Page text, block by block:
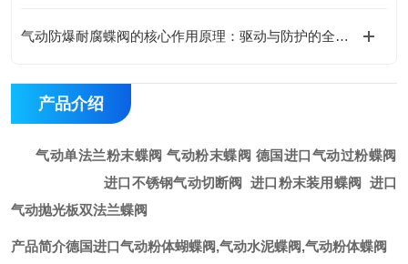
气动防爆耐腐蝶阀的核心作用原理：驱动与防护的全链路协同设计
产品介绍
气动单法兰粉末蝶阀 气动粉末蝶阀 德国进口气动过粉蝶阀
进口不锈钢气动切断阀 进口粉末装用蝶阀 进口
气动抛光板双法兰蝶阀
产品简介德国进口气动粉体蝴蝶阀,气动水泥蝶阀,气动粉体蝶阀